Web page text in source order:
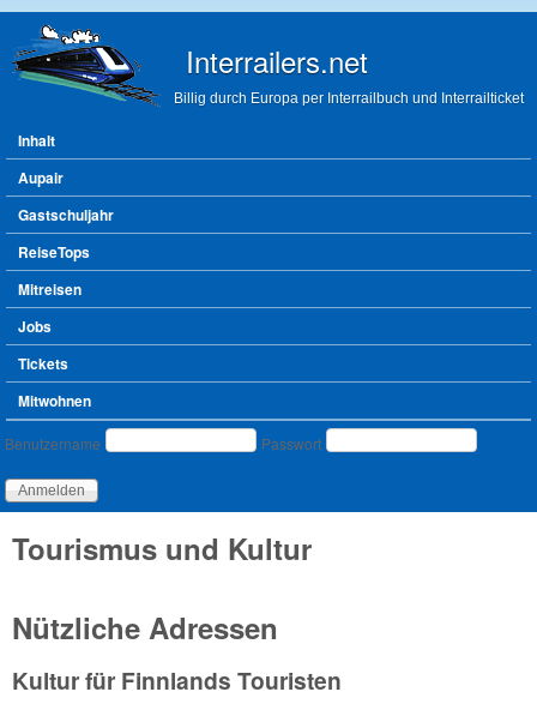
Interrailers.net
Billig durch Europa per Interrailbuch und Interrailticket
Hauptmenü
Inhalt
Aupair
Gastschuljahr
ReiseTops
Mitreisen
Jobs
Tickets
Mitwohnen
Benutzeranmeldung
Benutzername Passwort
Tourismus und Kultur
Nützliche Adressen
Kultur für Finnlands Touristen